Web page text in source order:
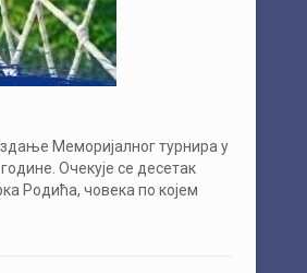
Меморијалног турнира у
Очекује се десетак
Родића, човека по којем